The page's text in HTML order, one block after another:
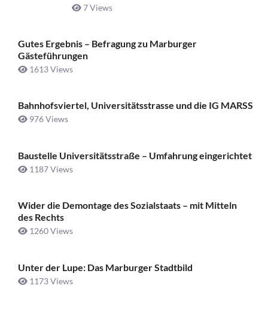
7 Views
Gutes Ergebnis – Befragung zu Marburger
Gästeführungen
1613 Views
Bahnhofsviertel, Universitätsstrasse und die IG MARSS
976 Views
Baustelle Universitätsstraße ­– Umfahrung eingerichtet
1187 Views
Wider die Demontage des Sozialstaats – mit Mitteln
des Rechts
1260 Views
Unter der Lupe: Das Marburger Stadtbild
1173 Views